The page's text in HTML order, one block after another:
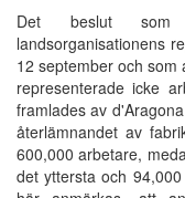
Det beslut som
landsorganisationens
12 september och som
representerade icke
framlades av
återlämnandet av
600,000 arbetare,
det yttersta och